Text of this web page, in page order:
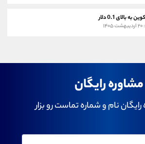
بالای 0.1 دلار
مشاوره رایگان
نام و شماره تماست رو بزار